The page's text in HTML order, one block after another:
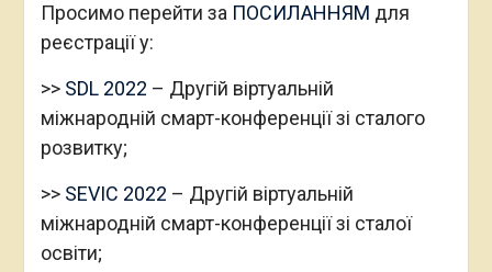
Просимо перейти за ПОСИЛАННЯМ для
реєстрації у:
>> SDL 2022 – Другій віртуальній
міжнародній смарт-конференції зі сталого
розвитку;
>> SEVIC 2022 – Другій віртуальній
міжнародній смарт-конференції зі сталої
освіти;